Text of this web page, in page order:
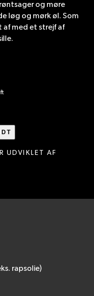
og møre
løg og mørk øl. Som
af med et strejf af
UDVIKLET AF
rapsolie)